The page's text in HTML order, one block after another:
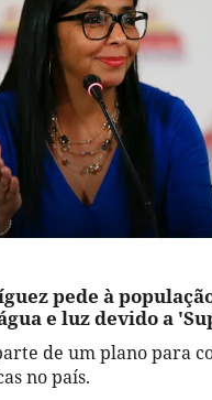
pede à
e luz devido a
de um plano para
no país.